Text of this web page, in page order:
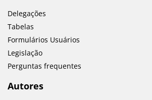
Delegações
Tabelas
Formulários Usuários
Legislação
Perguntas frequentes
Autores